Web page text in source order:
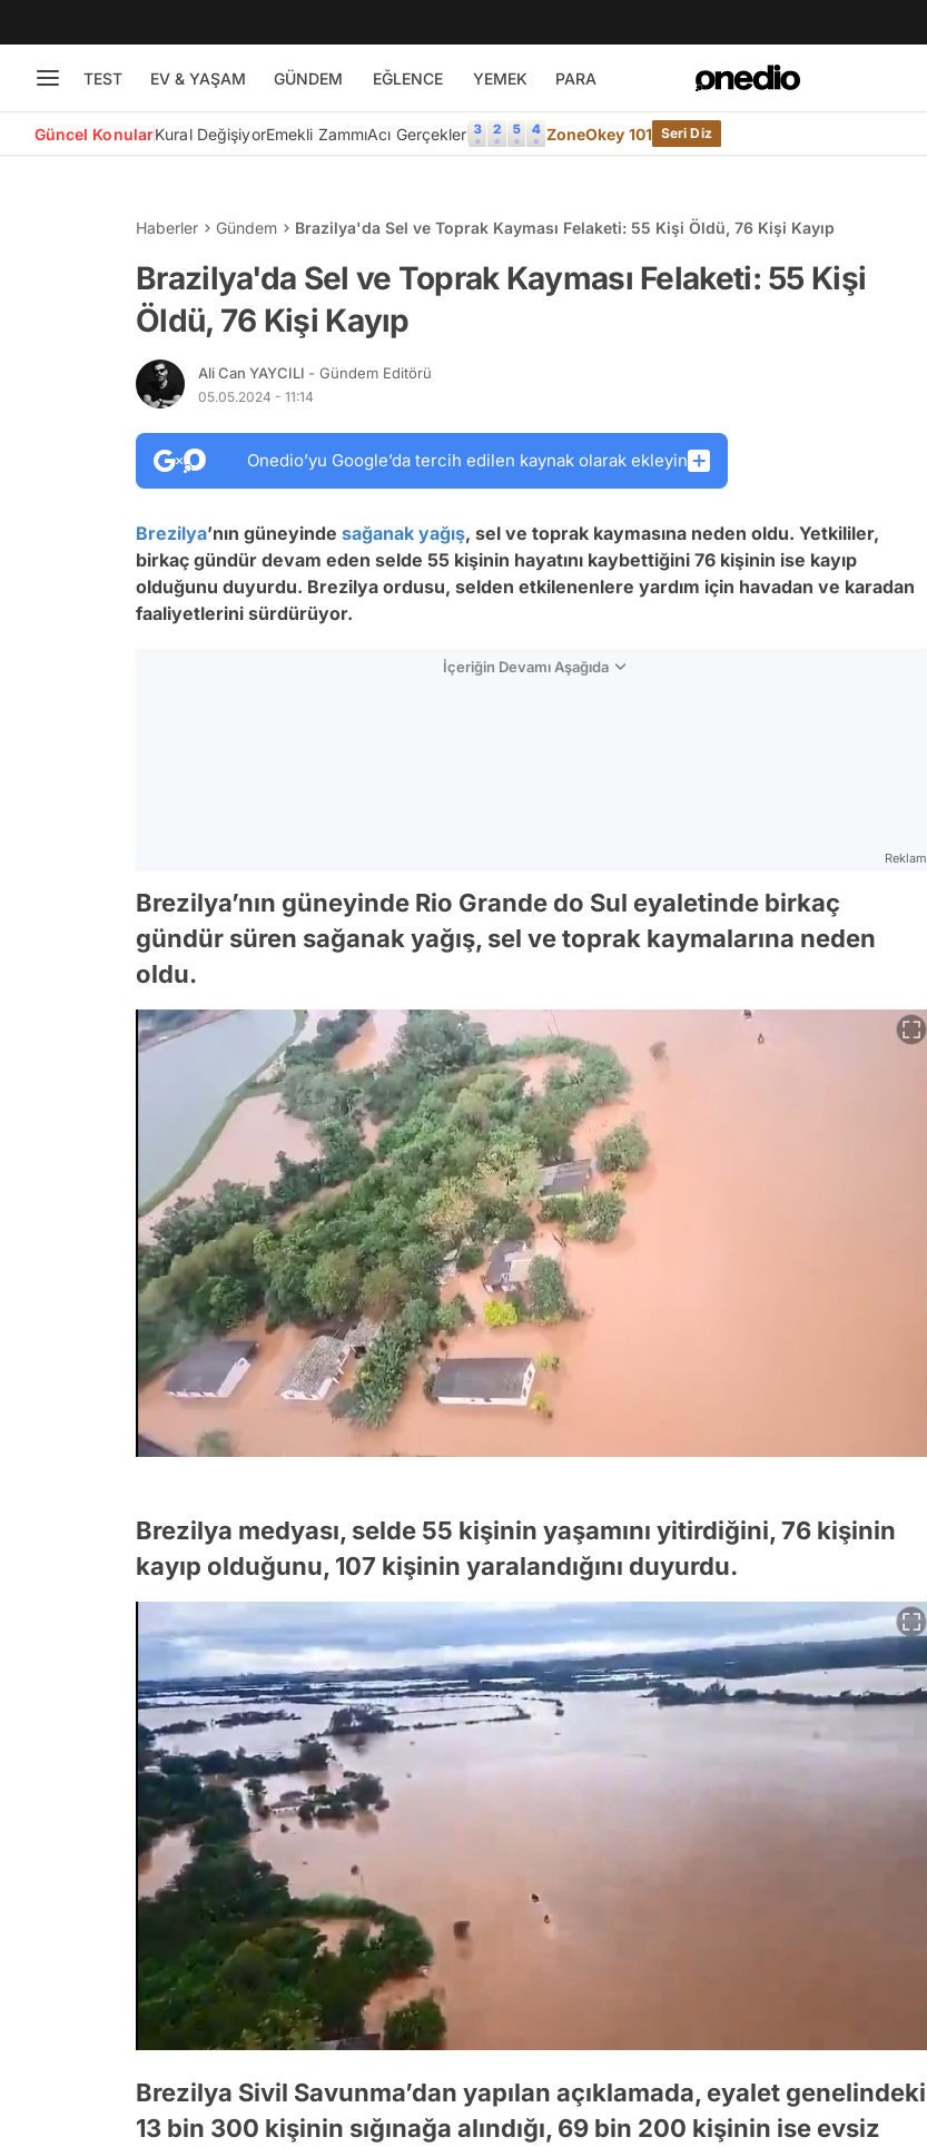
TEST EV & YAŞAM GÜNDEM EĞLENCE YEMEK PARA
Güncel KonularKural DeğişiyorEmekli ZammıAcı Gerçekler ZoneOkey 101 Seri Diz
Haberler Gündem Brazilya'da Sel ve Toprak Kayması Felaketi: 55 Kişi Öldü, 76 Kişi Kayıp
Brazilya'da Sel ve Toprak Kayması Felaketi: 55 Kişi
Öldü, 76 Kişi Kayıp
Ali Can YAYCILI - Gündem Editörü
05.05.2024 - 11:14
Onedio’yu Google’da tercih edilen kaynak olarak ekleyin
Brezilya’nın güneyinde sağanak yağış, sel ve toprak kaymasına neden oldu. Yetkililer,
birkaç gündür devam eden selde 55 kişinin hayatını kaybettiğini 76 kişinin ise kayıp
olduğunu duyurdu. Brezilya ordusu, selden etkilenenlere yardım için havadan ve karadan
faaliyetlerini sürdürüyor.
İçeriğin Devamı Aşağıda
Reklam
Brezilya’nın güneyinde Rio Grande do Sul eyaletinde birkaç
gündür süren sağanak yağış, sel ve toprak kaymalarına neden
oldu.
Brezilya medyası, selde 55 kişinin yaşamını yitirdiğini, 76 kişinin
kayıp olduğunu, 107 kişinin yaralandığını duyurdu.
Brezilya Sivil Savunma’dan yapılan açıklamada, eyalet genelindeki
13 bin 300 kişinin sığınağa alındığı, 69 bin 200 kişinin ise evsiz